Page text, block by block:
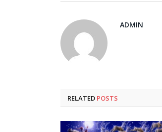
ADMIN
RELATED POSTS